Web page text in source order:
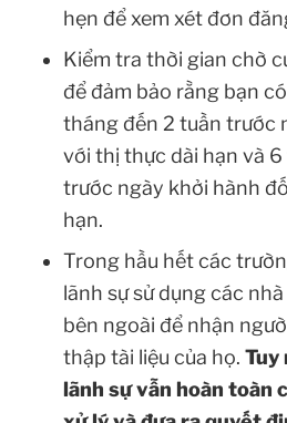
hẹn để xem xét đơn
Kiểm tra thời gian chờ
để đảm bảo rằng bạn
tháng đến 2 tuần trước
với thị thực dài hạn và
trước ngày khởi hành
hạn.
Trong hầu hết các
lãnh sự sử dụng các
bên ngoài để nhận
thập tài liệu của họ. Tuy
lãnh sự vẫn hoàn toàn